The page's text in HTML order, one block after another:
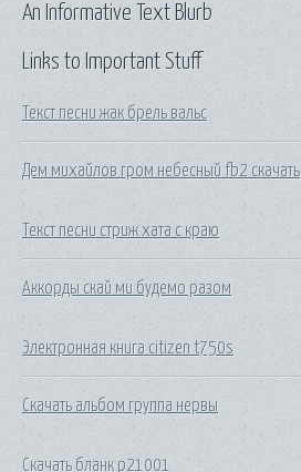
Links to Important Stuff
Текст песни жак брель вальс
Дем михайлов гром небесный fb2 скачать
Текст песни стриж хата с краю
Аккорды скай ми будемо разом
Электронная книга citizen t750s
Скачать альбом группа нервы
Скачать бланк p21001
An Informative Text Blurb